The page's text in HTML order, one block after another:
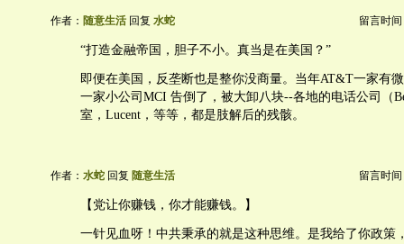
作者： 随意生活 回复 水蛇 留言时间
“打造金融帝国，胆子不小。真当是在美国？”
即便在美国，反垄断也是整你没商量。当年AT&T一家有
一家小公司MCI 告倒了，被大卸八块--各地的电话公司（
室，Lucent，等等，都是肢解后的残骸。
作者： 水蛇 回复 随意生活 留言时间
【党让你赚钱，你才能赚钱。】
一针见血呀！中共秉承的就是这种思维。是我给了你政策